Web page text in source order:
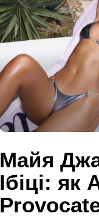
Майя
Ібіці: як